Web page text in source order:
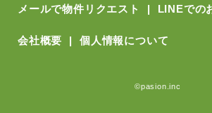
メールで物件リクエスト LINEでの
会社概要 個人情報について
©pasion.inc